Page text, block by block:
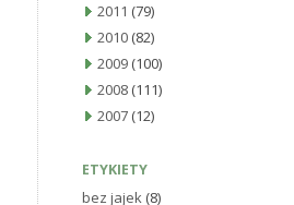
2011 (79)
2010 (82)
2009 (100)
2008 (111)
2007 (12)
ETYKIETY
bez jajek (8)